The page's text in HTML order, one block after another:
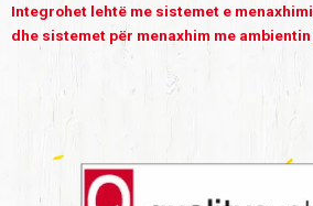
Integrohet lehtë me sistemet e
dhe sistemet për menaxhim me